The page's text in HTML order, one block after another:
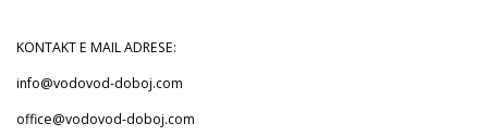
ОГЛАСНА ТАБЛА
KONTAKT E MAIL ADRESE:
info@vodovod-doboj.com
office@vodovod-doboj.com